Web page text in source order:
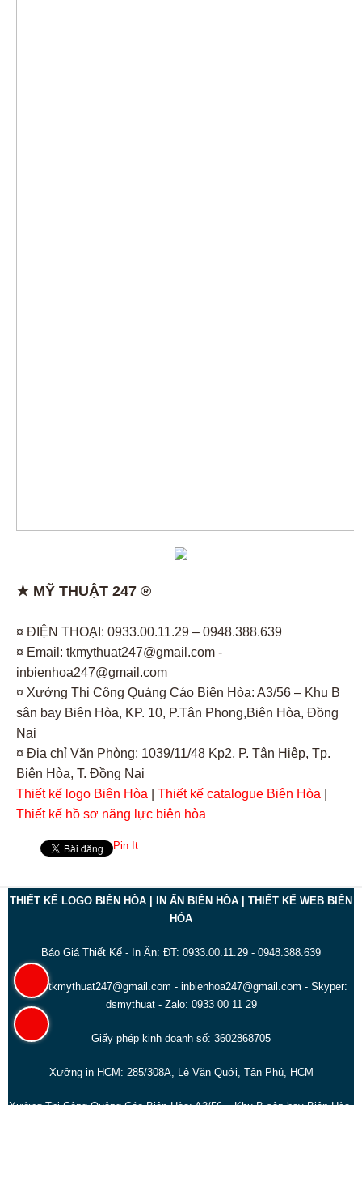
★ MỸ THUẬT 247 ®
¤ ĐIỆN THOẠI: 0933.00.11.29 – 0948.388.639
¤ Email: tkmythuat247@gmail.com -
inbienhoa247@gmail.com
¤ Xưởng Thi Công Quảng Cáo Biên Hòa: A3/56 – Khu B
sân bay Biên Hòa, KP. 10, P.Tân Phong,Biên Hòa, Đồng
Nai
¤ Địa chỉ Văn Phòng: 1039/11/48 Kp2, P. Tân Hiệp, Tp.
Biên Hòa, T. Đồng Nai
Thiết kế logo Biên Hòa
Thiết kế catalogue Biên Hòa
Thiết kế hồ sơ năng lực biên hòa
Pin It
THIẾT KẾ LOGO BIÊN HÒA | IN ẤN BIÊN HÒA | THIẾT KẾ WEB BIÊN
HÒA
Báo Giá Thiết Kế - In Ấn: ĐT: 0933.00.11.29 - 0948.388.639
Email: tkmythuat247@gmail.com - inbienhoa247@gmail.com - Skyper:
dsmythuat - Zalo: 0933 00 11 29
Giấy phép kinh doanh số: 3602868705
Xưởng in HCM: 285/308A, Lê Văn Quới, Tân Phú, HCM
Xưởng Thi Công Quảng Cáo Biên Hòa: A3/56 – Khu B sân bay Biên Hòa,